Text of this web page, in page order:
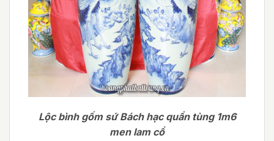
Lộc bình gốm sứ Bách hạc quần tùng 1m6
men lam cổ